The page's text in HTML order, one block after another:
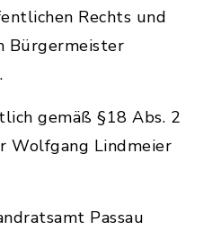
Rechts und
Bürgermeister
gemäß §18 Abs. 2
Wolfgang Lindmeier
Passau